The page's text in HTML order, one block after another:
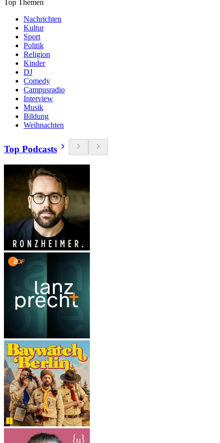
Top Themen
Nachrichten
Kultur
Sport
Politik
Religion
Kinder
DJ
Comedy
Campusradio
Interview
Musik
Bildung
Weihnachten
Top Podcasts